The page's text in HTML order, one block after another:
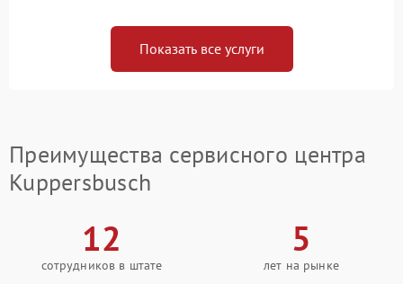
Показать все услуги
Преимущества сервисного центра
Kuppersbusch
12
сотрудников в штате
5
лет на рынке